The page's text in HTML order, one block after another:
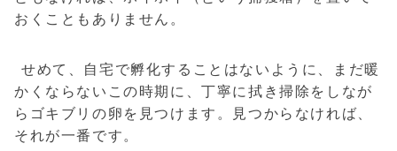
おくこともありません。
せめて、自宅で孵化することはないように、まだ暖
かくならないこの時期に、丁寧に拭き掃除をしなが
らゴキブリの卵を見つけます。見つからなければ、
それが一番です。